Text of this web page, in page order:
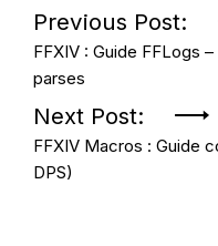
de
l’article
Previous Post:
FFXIV : Guide FFLogs
parses
Next Post:
FFXIV Macros : Guide
DPS)